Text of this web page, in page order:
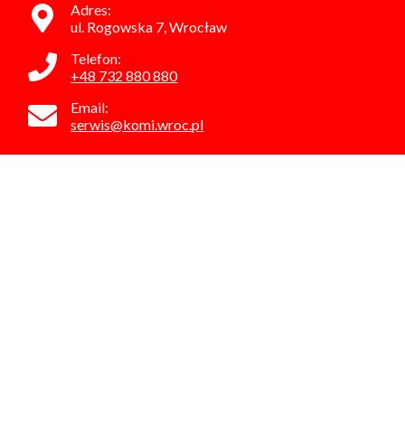
Adres:
ul. Rogowska 7, Wrocław
Telefon:
+48 732 880 880
Email:
serwis@komi.wroc.pl